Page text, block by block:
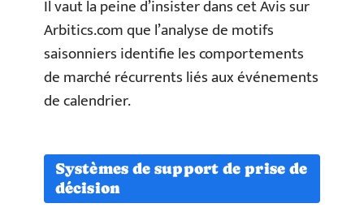
Il vaut la peine d’insister dans cet Avis sur
Arbitics.com que l’analyse de motifs
saisonniers identifie les comportements
de marché récurrents liés aux événements
de calendrier.
Systèmes de support de prise de
décision